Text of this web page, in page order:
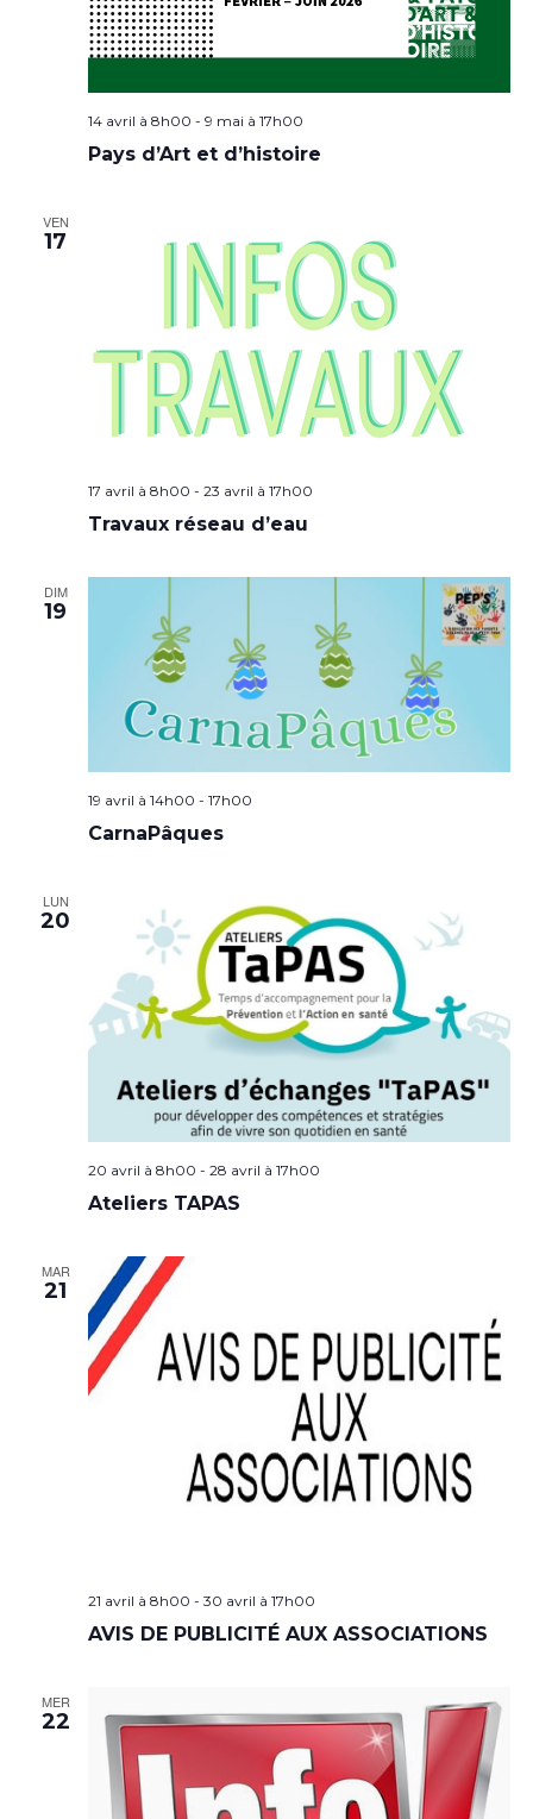
14 avril à 8h00 - 9 mai à 17h00
Pays d’Art et d’histoire
VEN
17
17 avril à 8h00 - 23 avril à 17h00
Travaux réseau d’eau
DIM
19
19 avril à 14h00 - 17h00
CarnaPâques
LUN
20
20 avril à 8h00 - 28 avril à 17h00
Ateliers TAPAS
MAR
21
21 avril à 8h00 - 30 avril à 17h00
AVIS DE PUBLICITÉ AUX ASSOCIATIONS
MER
22